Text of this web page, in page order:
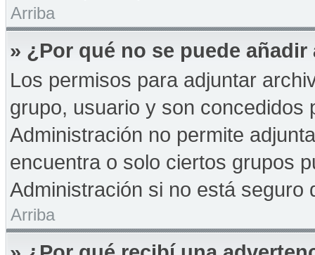
Arriba
» ¿Por qué no se puede
Los permisos para adjuntar
grupo, usuario y son concedidos
Administración no permite
encuentra o solo ciertos grupos
Administración si no está seguro
Arriba